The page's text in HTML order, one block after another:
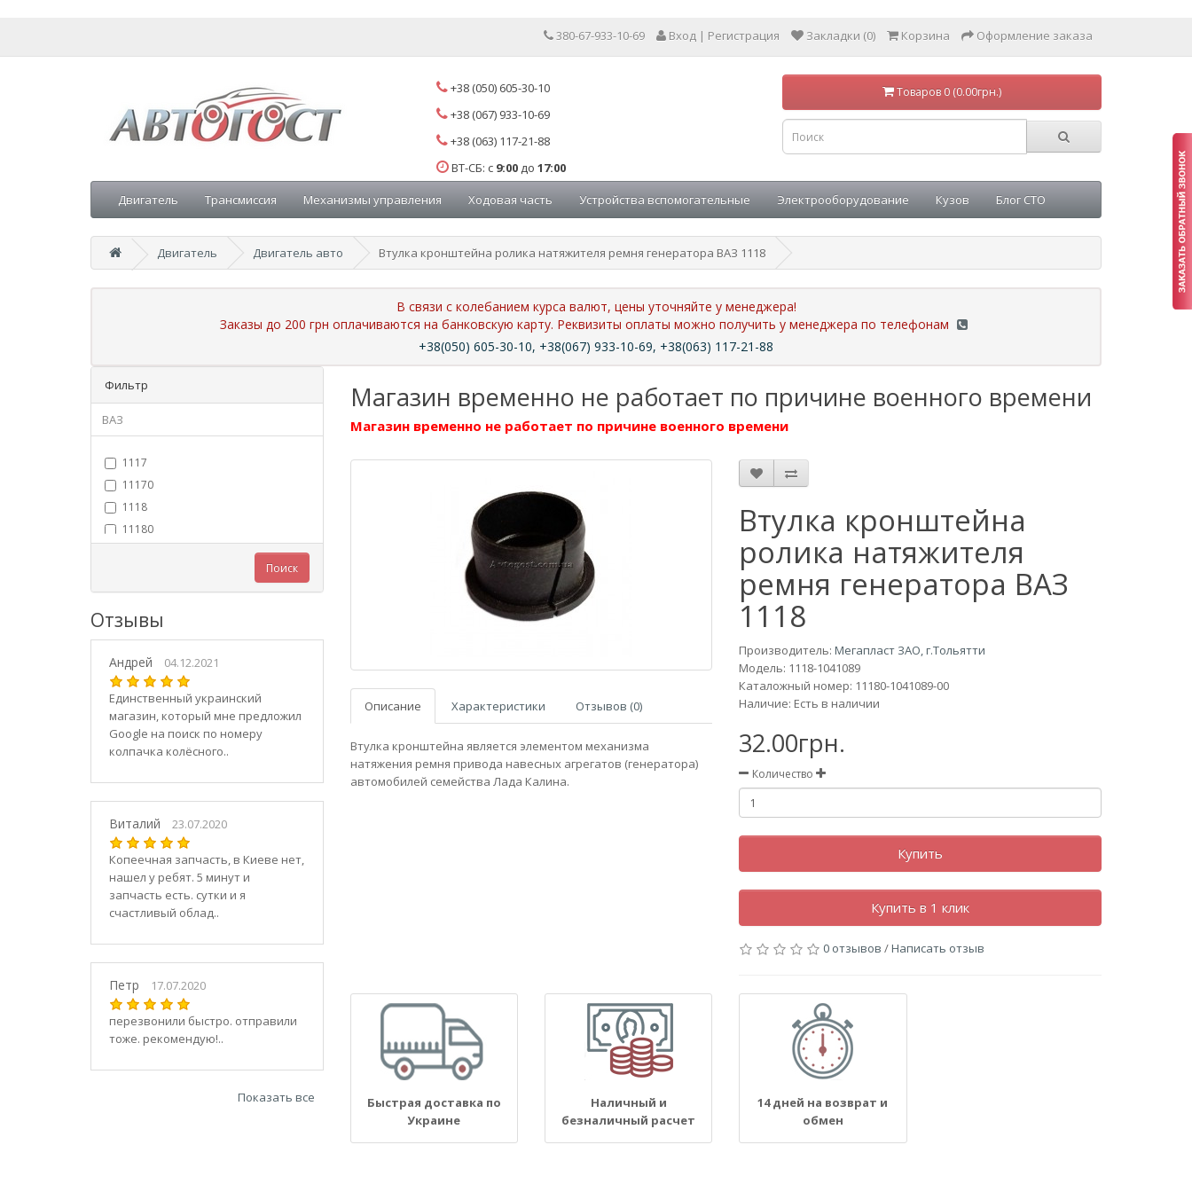
380-67-933-10-69 Вход | Регистрация Закладки (0) Корзина Оформление заказа
+38 (050) 605-30-10
+38 (067) 933-10-69
+38 (063) 117-21-88
ВТ-СБ: с 9:00 до 17:00
Товаров 0 (0.00грн.)
Двигатель Трансмиссия Механизмы управления Ходовая часть Устройства вспомогательные Электрооборудование Кузов Блог СТО
Двигатель Двигатель авто Втулка кронштейна ролика натяжителя ремня генератора ВАЗ 1118
В связи с колебанием курса валют, цены уточняйте у менеджера!
Заказы до 200 грн оплачиваются на банковскую карту. Реквизиты оплаты можно получить у менеджера по телефонам
+38(050) 605-30-10, +38(067) 933-10-69, +38(063) 117-21-88
Фильтр
ВАЗ
1117
11170
1118
11180
11186
1119
11190
11194
2101
21010
2102
21020
21040
21044
21047
2107
21070
21073
Поиск
Отзывы
Андрей 04.12.2021
Единственный украинский
магазин, который мне предложил
Google на поиск по номеру
колпачка колёсного..
Виталий 23.07.2020
Копеечная запчасть, в Киеве нет,
нашел у ребят. 5 минут и
запчасть есть. сутки и я
счастливый облад..
Петр 17.07.2020
перезвонили быстро. отправили
тоже. рекомендую!..
Показать все
Магазин временно не работает по причине военного времени
Магазин временно не работает по причине военного времени
Описание Характеристики Отзывов (0)
Втулка кронштейна является элементом механизма
натяжения ремня привода навесных агрегатов (генератора)
автомобилей семейства Лада Калина.
Втулка кронштейна
ролика натяжителя
ремня генератора ВАЗ
1118
Производитель:Мегапласт ЗАО, г.Тольятти
Модель: 1118-1041089
Каталожный номер: 11180-1041089-00
Наличие: Есть в наличии
32.00грн.
Количество
Купить
Купить в 1 клик
0 отзывов /Написать отзыв
Быстрая доставка по
Украине
Наличный и
безналичный расчет
14 дней на возврат и
обмен